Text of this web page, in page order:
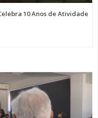
10 Anos de Atividade